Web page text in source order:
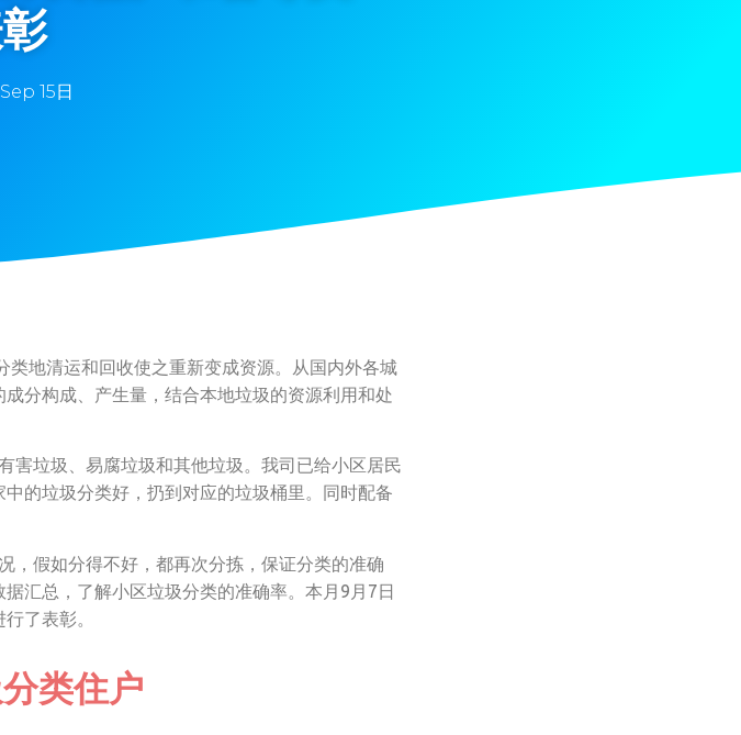
15日
地清运和回收使之重新变成资源。从国内外各城
分构成、产生量，结合本地垃圾的资源利用和处
垃圾、易腐垃圾和其他垃圾。我司已给小区居民
的垃圾分类好，扔到对应的垃圾桶里。同时配备
假如分得不好，都再次分拣，保证分类的准确
汇总，了解小区垃圾分类的准确率。本月9月7日
了表彰。
类住户